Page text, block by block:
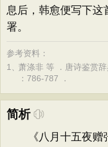
息后，韩愈便写下这
署。
参考资料：
1、萧涤非 等 ．唐诗鉴赏
：786-787 ．
简析
《八月十五夜赠